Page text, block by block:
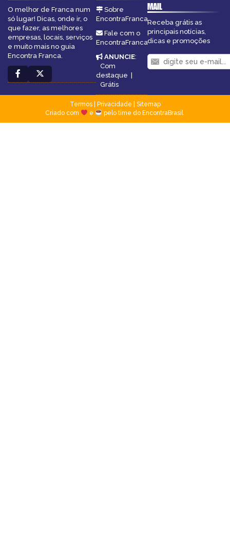
O melhor de Franca num
só lugar! Dicas, onde ir, o
que fazer, as melhores
empresas, locais, serviços
e muito mais no guia
Encontra Franca.
Sobre
EncontraFranca
Fale com o
EncontraFranca
ANUNCIE:
Com
destaque
Grátis
MAIL
Receba grátis as
principais notícias,
dicas e promoções
Termos| Privacidade
Sitemap
Criado com
e pelo time do EncontraBrasil